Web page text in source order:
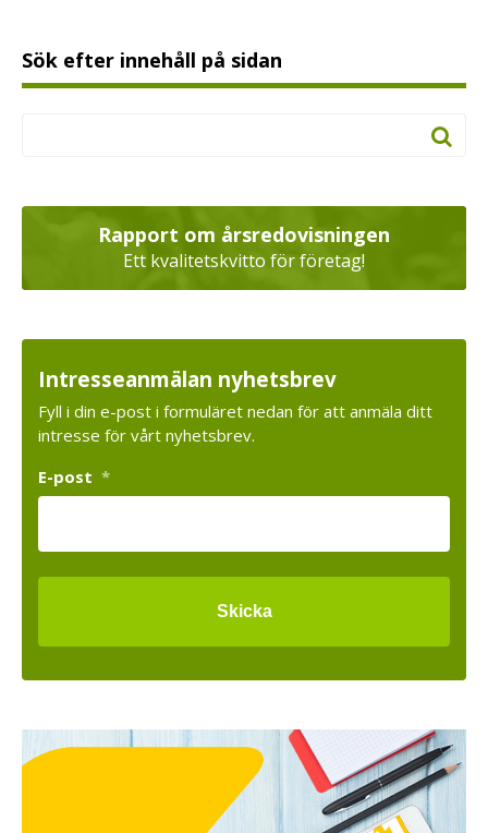
Sök efter innehåll på sidan
Rapport om årsredovisningen
Ett kvalitetskvitto för företag!
Intresseanmälan nyhetsbrev
Fyll i din e-post i formuläret nedan för att anmäla ditt
intresse för vårt nyhetsbrev.
E-post *